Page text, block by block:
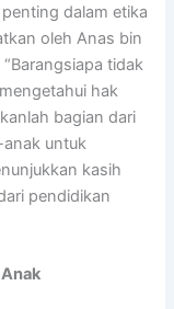
dalam etika
oleh Anas bin
tidak
hak
bagian dari
anak untuk
kasih
pendidikan